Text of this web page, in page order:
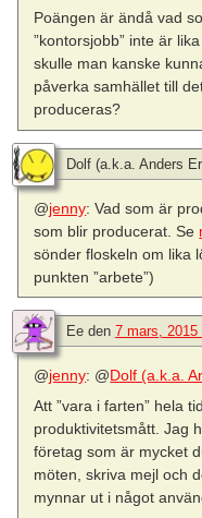
Poängen är ändå vad
”kontorsjobb” inte är
skulle man kanske
påverka samhället till
produceras?
Dolf (a.k.a. Anders
@jenny: Vad som är
som blir producerat. Se
sönder floskeln om lika
punkten ”arbete”)
Ee den 7 mars,
@jenny: @Dolf (a.k.a.
Att ”vara i farten” hela
produktivitetsmått. Jag
företag som är mycket
möten, skriva mejl och
mynnar ut i något